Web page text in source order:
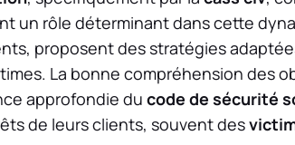
un rôle déterminant dans cette
proposent des stratégies
La bonne compréhension des
approfondie du code de sécurité
de leurs clients, souvent des